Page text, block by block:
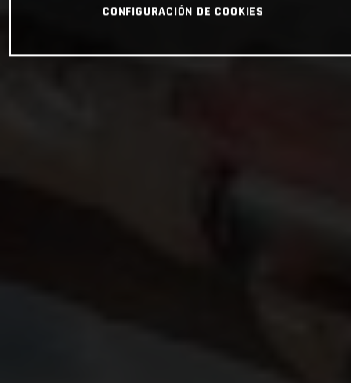
CONFIGURACIÓN DE COOKIES